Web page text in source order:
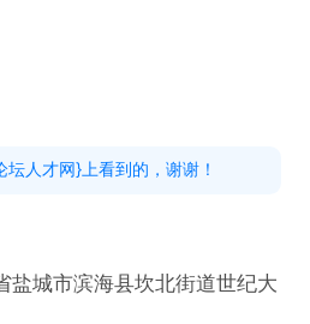
元/天，压55个工时后日结，
此类推
元/天;
区北区
人才网}上看到的，谢谢！
盐城市滨海县坎北街道世纪大